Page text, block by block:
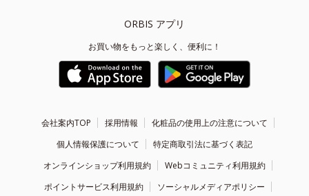
ORBIS アプリ
お買い物をもっと楽しく、便利に！
会社案内TOP 採用情報
化粧品の使用上の注意について
個人情報保護について
特定商取引法に基づく表記
オンラインショップ利用規約
Webコミュニティ利用規約
ポイントサービス利用規約
ソーシャルメディアポリシー